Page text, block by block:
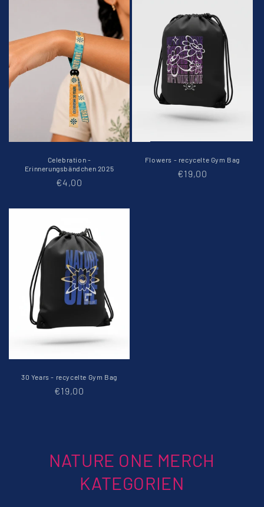
Celebration -
Erinnerungsbändchen 2025
Normaler
€4,00
Flowers - recycelte Gym Bag
Normaler
€19,00
30 Years - recycelte Gym Bag
Normaler
€19,00
NATURE ONE MERCH
KATEGORIEN